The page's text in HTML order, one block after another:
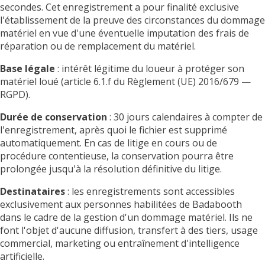
secondes. Cet enregistrement a pour finalité exclusive
l'établissement de la preuve des circonstances du dommage
matériel en vue d'une éventuelle imputation des frais de
réparation ou de remplacement du matériel.
Base légale : intérêt légitime du loueur à protéger son
matériel loué (article 6.1.f du Règlement (UE) 2016/679 —
RGPD).
Durée de conservation : 30 jours calendaires à compter de
l'enregistrement, après quoi le fichier est supprimé
automatiquement. En cas de litige en cours ou de
procédure contentieuse, la conservation pourra être
prolongée jusqu'à la résolution définitive du litige.
Destinataires: les enregistrements sont accessibles
exclusivement aux personnes habilitées de Badabooth
dans le cadre de la gestion d'un dommage matériel. Ils ne
font l'objet d'aucune diffusion, transfert à des tiers, usage
commercial, marketing ou entraînement d'intelligence
artificielle.